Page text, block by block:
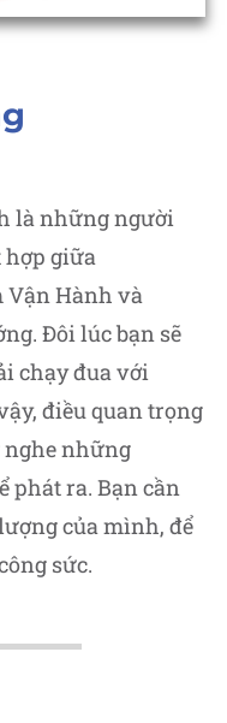
là những người
hợp giữa
Vận Hành và
Đôi lúc bạn sẽ
chạy đua với
điều quan trọng
nghe những
phát ra. Bạn cần
của mình, để
sức.